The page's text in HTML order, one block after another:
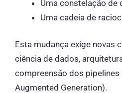
Uma constelação de
Uma cadeia de
Esta mudança exige novas
ciência de dados,
compreensão dos pipelines
Augmented Generation).